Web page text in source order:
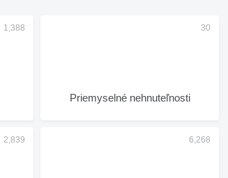
Priemyselné nehnuteľnosti